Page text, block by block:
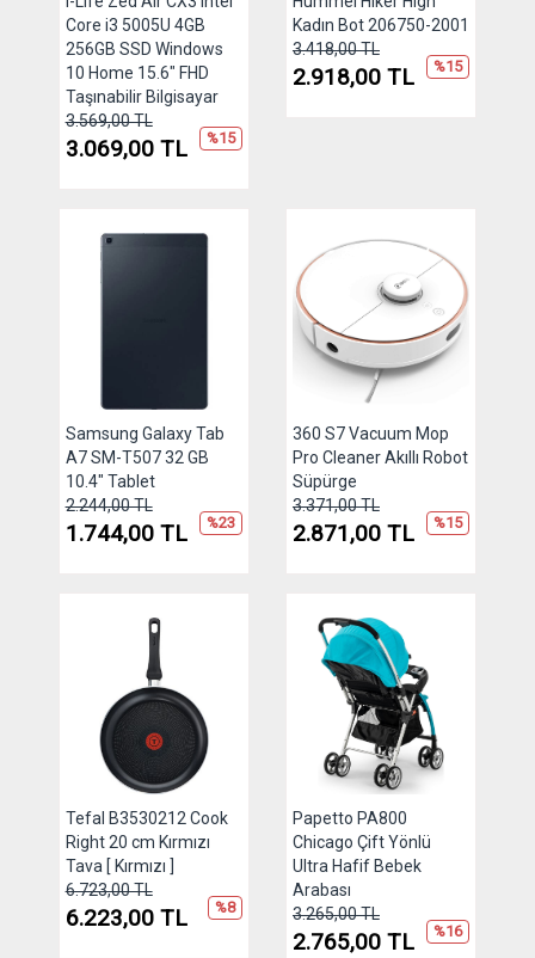
Core i3 5005U 4GB
256GB SSD Windows
10 Home 15.6" FHD
Taşınabilir Bilgisayar
3.569,00 TL
%15
3.069,00 TL
Kadın Bot 206750-2001
3.418,00 TL
%15
2.918,00 TL
Samsung Galaxy Tab
A7 SM-T507 32 GB
10.4" Tablet
2.244,00 TL
%23
1.744,00 TL
360 S7 Vacuum Mop
Pro Cleaner Akıllı Robot
Süpürge
3.371,00 TL
%15
2.871,00 TL
Tefal B3530212 Cook
Right 20 cm Kırmızı
Tava [ Kırmızı ]
6.723,00 TL
%8
6.223,00 TL
Papetto PA800
Chicago Çift Yönlü
Ultra Hafif Bebek
Arabası
3.265,00 TL
%16
2.765,00 TL